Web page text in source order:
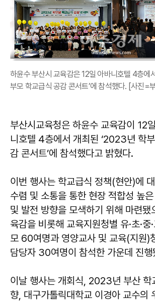
하윤수 부산시 교육감은 12일 아바니호텔 4층에
부모 학교급식 공감 콘서트’에 참석했다. [사진=
부산시교육청은 하윤수 교육감이 12
니호텔 4층에서 개최된 ‘2023년 학
감 콘서트’에 참석했다고 밝혔다.
이번 행사는 학교급식 정책(현안)에
수렴 및 소통을 통한 현장 적합성 높
및 발전 방향을 모색하기 위해 마련됐
육감을 비롯해 교육지원청별 유·초·중
모 60여명과 영양교사 및 교육(지원)
담당자 30여명이 참석한 가운데 진행
이날 행사는 개회식, 2023년 부산 학
향, 대구가톨릭대학교 이경아 교수의